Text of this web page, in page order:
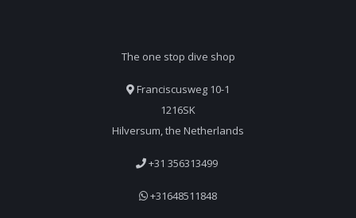
The one stop dive shop
Franciscusweg 10-1
1216SK
Hilversum, the Netherlands
+31 356313499
+31648511848